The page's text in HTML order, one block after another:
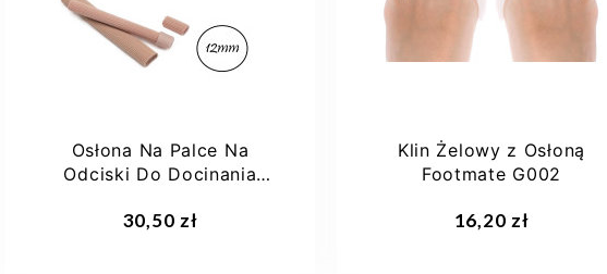
Osłona Na Palce Na
Odciski Do Docinania
30,50 zł
Klin Żelowy z Osłoną
Footmate G002
16,20 zł